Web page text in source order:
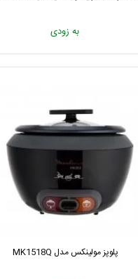
به زودی
پلوپز مولینکس مدل MK1518Q